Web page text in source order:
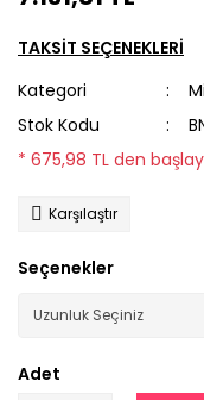
TAKSİT SEÇENEKLERİ
Kategori
Stok Kodu
* 675,98 TL den
Karşılaştır
Seçenekler
Adet